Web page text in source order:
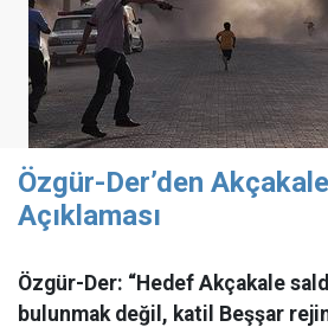
Özgür-Der’den
Açıklaması
Özgür-Der: “Hedef Akçakale
bulunmak değil, katil Beşşar